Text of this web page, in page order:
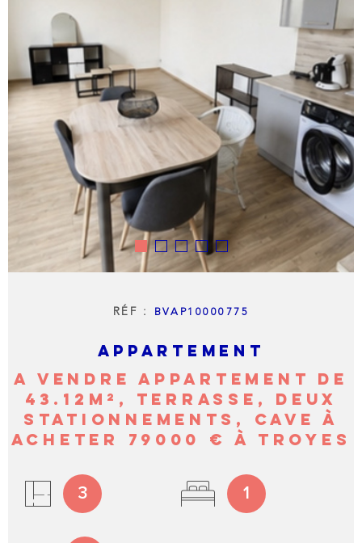
LIVRE
NOTRE
NOTRE
RÉF : BVAP10000775
APPARTEMENT
A VENDRE APPARTEMENT DE
43.12M², TERRASSE, DEUX
STATIONNEMENTS, CAVE À
ACHETER 79000 € À TROYES
3 1